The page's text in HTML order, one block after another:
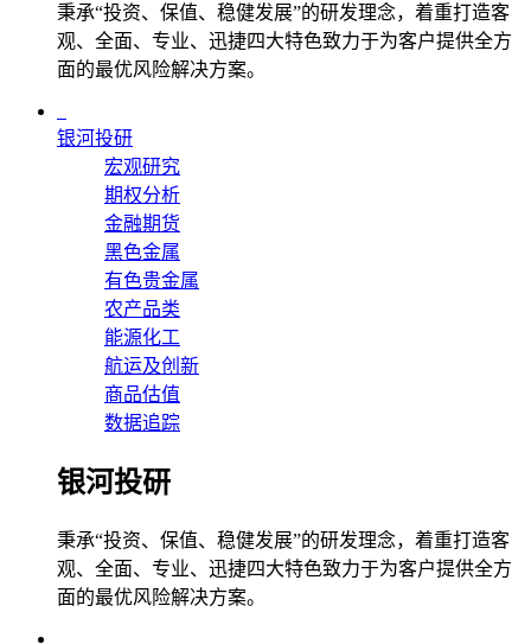
秉承“投资、保值、稳健发展”的研发理念，着重打造客
观、全面、专业、迅捷四大特色致力于为客户提供全方
面的最优风险解决方案。
银河投研
宏观研究
期权分析
金融期货
黑色金属
有色贵金属
农产品类
能源化工
航运及创新
商品估值
数据追踪
银河投研
秉承“投资、保值、稳健发展”的研发理念，着重打造客
观、全面、专业、迅捷四大特色致力于为客户提供全方
面的最优风险解决方案。